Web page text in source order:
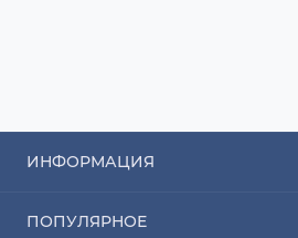
ИНФОРМАЦИЯ
Оплата
ПОПУЛЯРНОЕ